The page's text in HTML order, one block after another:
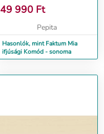
49 990 Ft
Pepita
Hasonlók, mint Faktum Mia
ifjúsági Komód - sonoma